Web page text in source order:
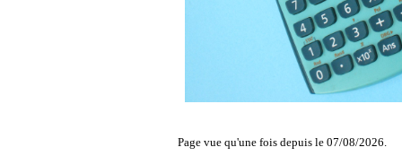
Page vue qu'une fois depuis le 07/08/2026.